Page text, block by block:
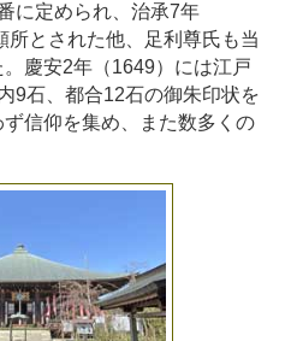
に定められ、治承7年
所とされた他、足利尊氏も当
慶安2年（1649）には江戸
9石、都合12石の御朱印状を
信仰を集め、また数多くの